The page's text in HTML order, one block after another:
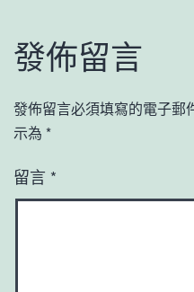
發佈留言
發佈留言必須填寫的電子郵
示為 *
留言 *